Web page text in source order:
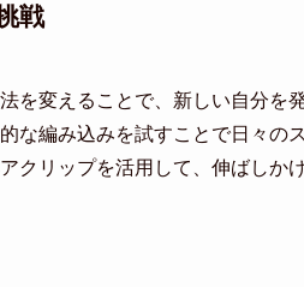
戦
を変えることで、新しい自分を
な編み込みを試すことで日々の
クリップを活用して、伸ばしか